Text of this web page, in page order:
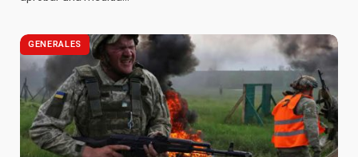
GENERALES